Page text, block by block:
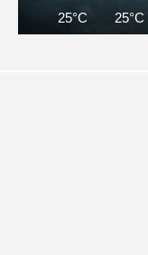
25°C 25°C